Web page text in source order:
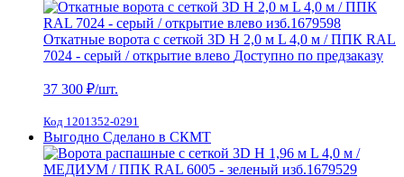
Откатные ворота с сеткой 3D H 2,0 м L 4,0 м / ППК RAL
7024 - серый / открытие влево Доступно по предзаказу
37 300 ₽/шт.
Код 1201352-0291
Выгодно Сделано в СКМТ